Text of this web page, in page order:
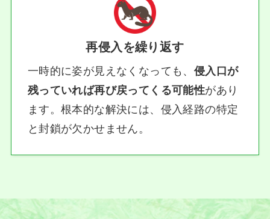
再侵入を繰り返す
一時的に姿が見えなくなっても、 侵入口が
残っていれば再び戻ってくる可能性があり
ます。根本的な解決には、侵入経路の特定
と封鎖が欠かせません。